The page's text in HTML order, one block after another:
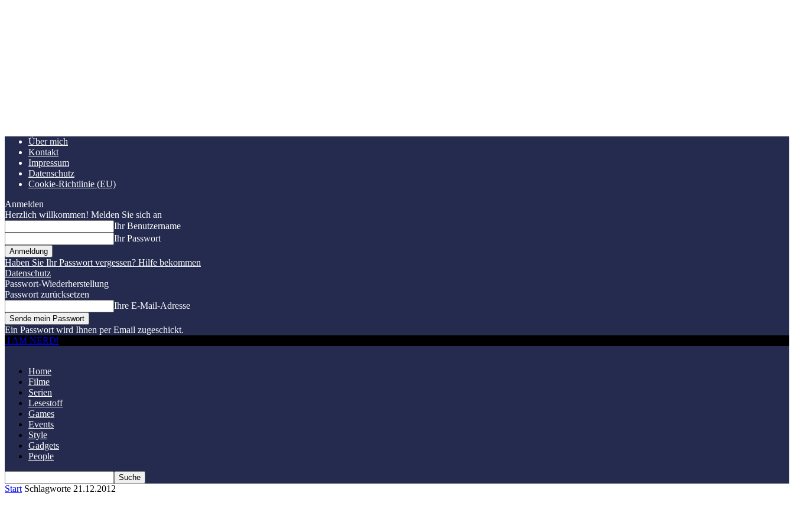
Über mich
Kontakt
Impressum
Datenschutz
Cookie-Richtlinie (EU)
Anmelden
Herzlich willkommen! Melden Sie sich an
Ihr Benutzername
Ihr Passwort
Haben Sie Ihr Passwort vergessen? Hilfe bekommen
Datenschutz
Passwort-Wiederherstellung
Passwort zurücksetzen
Ihre E-Mail-Adresse
Ein Passwort wird Ihnen per Email zugeschickt.
I AM NERD!
Home
Filme
Serien
Lesestoff
Games
Events
Style
Gadgets
People
Start Schlagworte 21.12.2012